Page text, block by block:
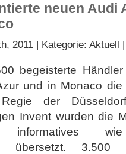
neuen Audi
2011 | Kategorie: Aktuell
begeisterte
und in Monaco
der
Invent wurden die
wie
übersetzt. 3.500